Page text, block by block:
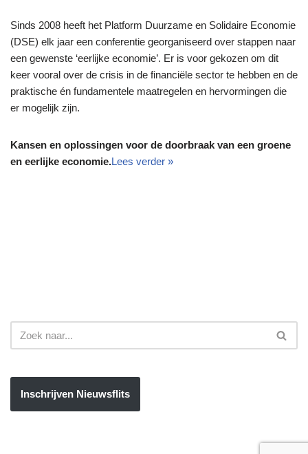
Sinds 2008 heeft het Platform Duurzame en Solidaire Economie
(DSE) elk jaar een conferentie georganiseerd over stappen naar
een gewenste ‘eerlijke economie’. Er is voor gekozen om dit
keer vooral over de crisis in de financiële sector te hebben en de
praktische én fundamentele maatregelen en hervormingen die
er mogelijk zijn.
Kansen en oplossingen voor de doorbraak van een groene
en eerlijke economie.Lees verder »
Inschrijven Nieuwsflits